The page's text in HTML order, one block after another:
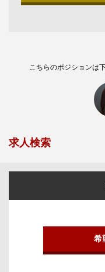
こちらのポジションは
求人検索
希